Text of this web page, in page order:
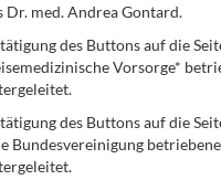
med. Andrea Gontard.
des Buttons auf die
Vorsorge*
des Buttons auf die
Bundesvereinigung